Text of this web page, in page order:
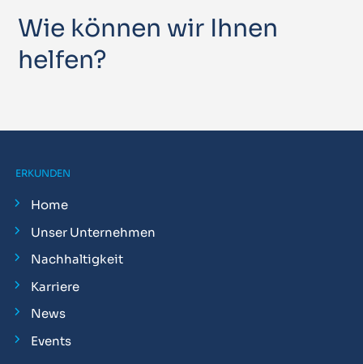
Wie können wir Ihnen
helfen?
ERKUNDEN
Home
Unser Unternehmen
Nachhaltigkeit
Karriere
News
Events